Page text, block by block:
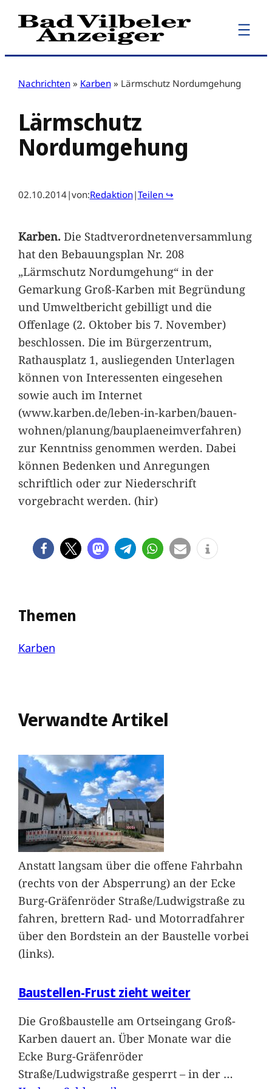
Zum
Inhalt
Nachrichten » Karben » Lärmschutz Nordumgehung
Lärmschutz
Nordumgehung
02.10.2014|von:Redaktion|Teilen ↪
Karben.Die Stadtverordnetenversammlung
hat den Bebauungsplan Nr. 208
„Lärmschutz Nordumgehung“ in der
Gemarkung Groß-Karben mit Begründung
und Umweltbericht gebilligt und die
Offenlage (2. Oktober bis 7. November)
beschlossen. Die im Bürgerzentrum,
Rathausplatz 1, ausliegenden Unterlagen
können von Interessenten eingesehen
sowie auch im Internet
(www.karben.de/leben-in-karben/bauen-
wohnen/planung/bauplaeneimverfahren)
zur Kenntniss genommen werden. Dabei
können Bedenken und Anregungen
schriftlich oder zur Niederschrift
vorgebracht werden. (hir)
Themen
Karben
Verwandte Artikel
Anstatt langsam über die offene Fahrbahn
(rechts von der Absperrung) an der Ecke
Burg-Gräfenröder Straße/Ludwigstraße zu
fahren, brettern Rad- und Motorradfahrer
über den Bordstein an der Baustelle vorbei
(links).
Baustellen-Frust zieht weiter
Die Großbaustelle am Ortseingang Groß-
Karben dauert an. Über Monate war die
Ecke Burg-Gräfenröder
Straße/Ludwigstraße gesperrt – in der …